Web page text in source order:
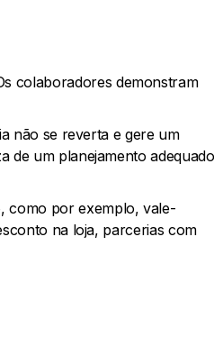
colaboradores demonstram
não se reverta e gere um
de um planejamento
como por exemplo, vale-
na loja, parcerias com